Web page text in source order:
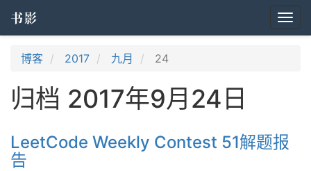
书影
博客 2017 九月 24
归档 2017年9月24日
LeetCode Weekly Contest 51解题报
告